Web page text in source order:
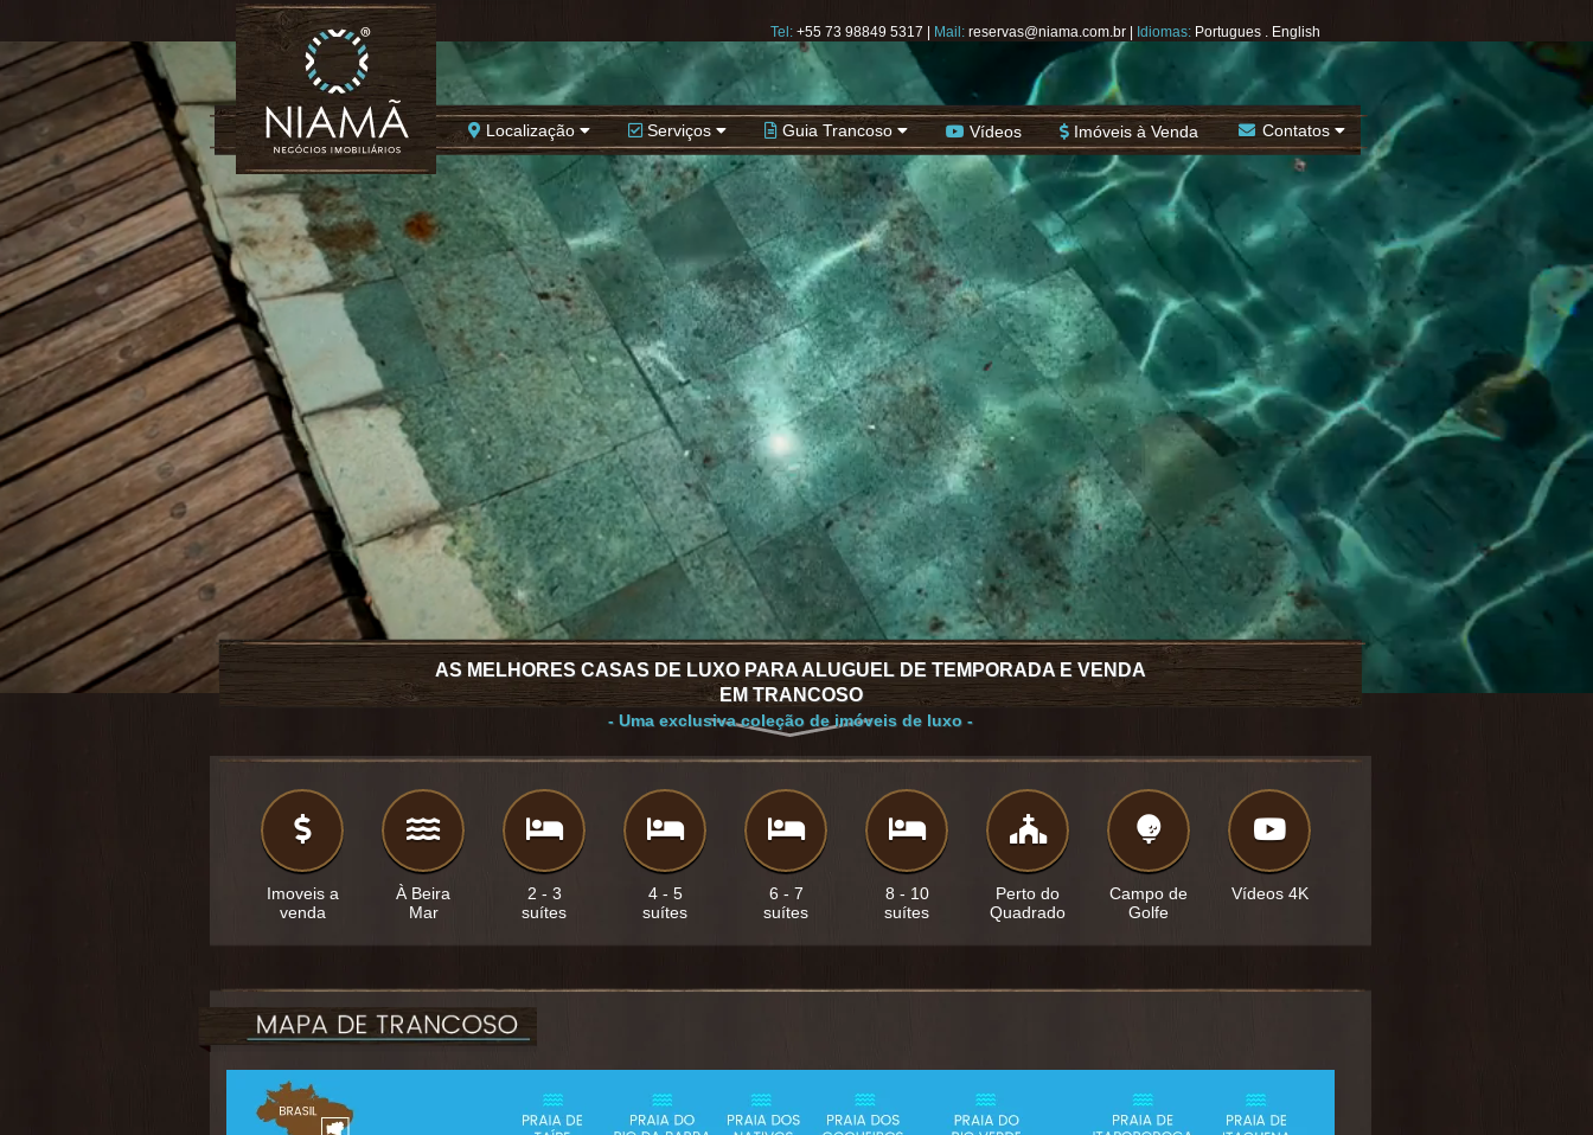
Localização Serviços Guia Trancoso Vídeos Imóveis à Venda Contatos
Tel: +55 73 98849 5317 Mail: reservas@niama.com.br Idiomas: Portugues . English
AS MELHORES CASAS DE LUXO PARA ALUGUEL DE TEMPORADA E VENDA
EM TRANCOSO
- Uma exclusiva coleção de imóveis de luxo -
Imoveis a
venda
À Beira
Mar
2 - 3
suítes
4 - 5
suítes
6 - 7
suítes
8 - 10
suítes
Perto do
Quadrado
Campo de
Golfe
Vídeos 4K